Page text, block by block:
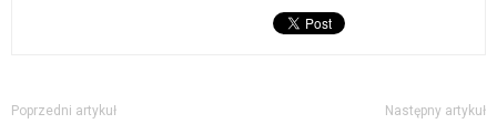
Poprzedni artykuł Następny artykuł